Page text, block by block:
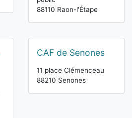
88110 Raon-l'Étape
CAF de Senones
11 place Clémenceau
88210 Senones